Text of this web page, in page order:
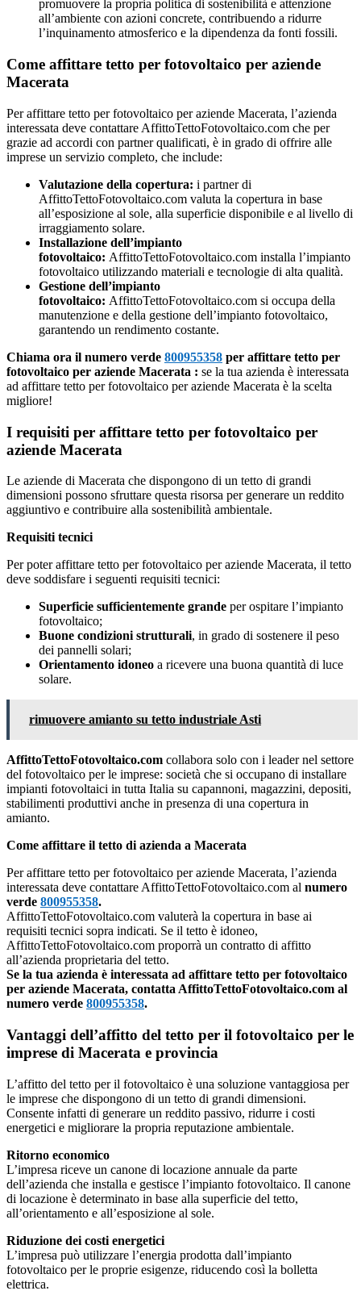
promuovere la propria politica di sostenibilità e attenzione
all’ambiente con azioni concrete, contribuendo a ridurre
l’inquinamento atmosferico e la dipendenza da fonti fossili.
Come affittare tetto per fotovoltaico per aziende
Macerata
Per affittare tetto per fotovoltaico per aziende Macerata, l’azienda
interessata deve contattare AffittoTettoFotovoltaico.com che per
grazie ad accordi con partner qualificati, è in grado di offrire alle
imprese un servizio completo, che include:
Valutazione della copertura: i partner di
AffittoTettoFotovoltaico.com valuta la copertura in base
all’esposizione al sole, alla superficie disponibile e al livello di
irraggiamento solare.
Installazione dell’impianto
fotovoltaico: AffittoTettoFotovoltaico.com installa l’impianto
fotovoltaico utilizzando materiali e tecnologie di alta qualità.
Gestione dell’impianto
fotovoltaico: AffittoTettoFotovoltaico.com si occupa della
manutenzione e della gestione dell’impianto fotovoltaico,
garantendo un rendimento costante.
Chiama ora il numero verde 800955358 per affittare tetto per
fotovoltaico per aziende Macerata : se la tua azienda è interessata
ad affittare tetto per fotovoltaico per aziende Macerata è la scelta
migliore!
I requisiti per affittare tetto per fotovoltaico per
aziende Macerata
Le aziende di Macerata che dispongono di un tetto di grandi
dimensioni possono sfruttare questa risorsa per generare un reddito
aggiuntivo e contribuire alla sostenibilità ambientale.
Requisiti tecnici
Per poter affittare tetto per fotovoltaico per aziende Macerata, il tetto
deve soddisfare i seguenti requisiti tecnici:
Superficie sufficientemente grande per ospitare l’impianto
fotovoltaico;
Buone condizioni strutturali, in grado di sostenere il peso
dei pannelli solari;
Orientamento idoneo a ricevere una buona quantità di luce
solare.
rimuovere amianto su tetto industriale Asti
AffittoTettoFotovoltaico.com collabora solo con i leader nel settore
del fotovoltaico per le imprese: società che si occupano di installare
impianti fotovoltaici in tutta Italia su capannoni, magazzini, depositi,
stabilimenti produttivi anche in presenza di una copertura in
amianto.
Come affittare il tetto di azienda a Macerata
Per affittare tetto per fotovoltaico per aziende Macerata, l’azienda
interessata deve contattare AffittoTettoFotovoltaico.com al numero
verde 800955358.
AffittoTettoFotovoltaico.com valuterà la copertura in base ai
requisiti tecnici sopra indicati. Se il tetto è idoneo,
AffittoTettoFotovoltaico.com proporrà un contratto di affitto
all’azienda proprietaria del tetto.
Se la tua azienda è interessata ad affittare tetto per fotovoltaico
per aziende Macerata, contatta AffittoTettoFotovoltaico.com al
numero verde 800955358.
Vantaggi dell’affitto del tetto per il fotovoltaico per le
imprese di Macerata e provincia
L’affitto del tetto per il fotovoltaico è una soluzione vantaggiosa per
le imprese che dispongono di un tetto di grandi dimensioni.
Consente infatti di generare un reddito passivo, ridurre i costi
energetici e migliorare la propria reputazione ambientale.
Ritorno economico
L’impresa riceve un canone di locazione annuale da parte
dell’azienda che installa e gestisce l’impianto fotovoltaico. Il canone
di locazione è determinato in base alla superficie del tetto,
all’orientamento e all’esposizione al sole.
Riduzione dei costi energetici
L’impresa può utilizzare l’energia prodotta dall’impianto
fotovoltaico per le proprie esigenze, riducendo così la bolletta
elettrica.